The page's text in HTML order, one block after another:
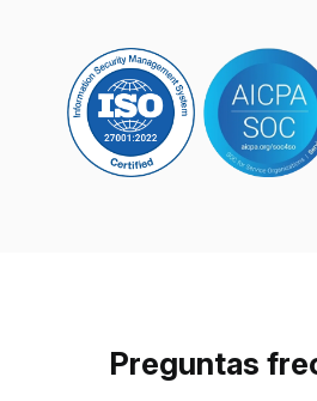
Preguntas